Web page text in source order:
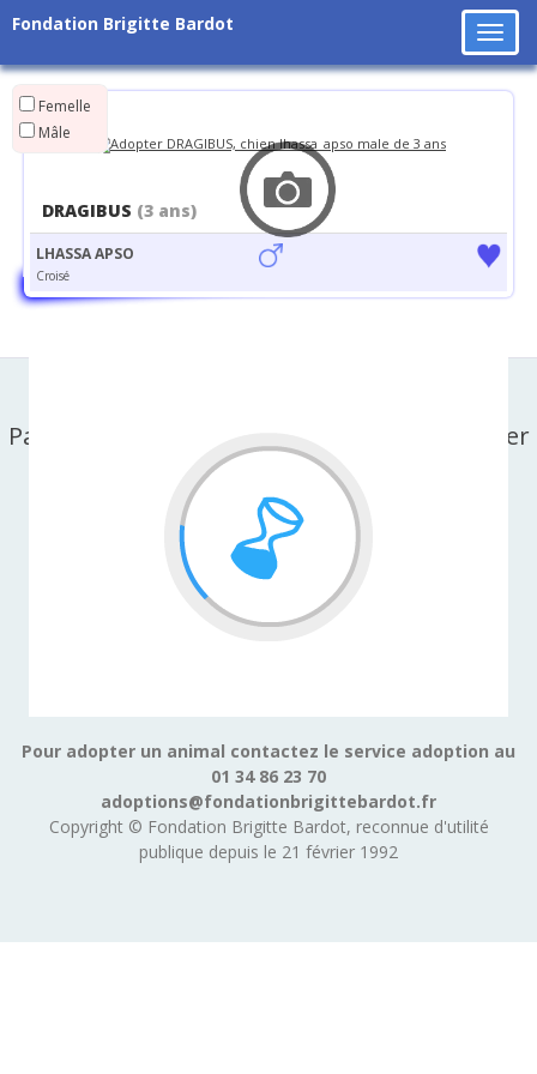
Fondation Brigitte Bardot
Femelle
Mâle
DRAGIBUS (3 ans)
LHASSA APSO
Croisé
Partager cette page sur facebook ou X-twitter
Pour adopter un animal contactez le service adoption au
01 34 86 23 70
adoptions@fondationbrigittebardot.fr
Copyright © Fondation Brigitte Bardot, reconnue d'utilité
publique depuis le 21 février 1992